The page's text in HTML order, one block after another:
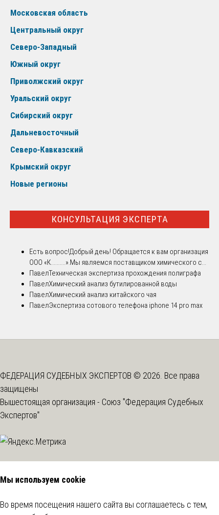
Московская область
Центральный округ
Северо-Западный
Южный округ
Приволжский округ
Уральский округ
Сибирский округ
Дальневосточный
Северо-Кавказский
Крымский округ
Новые регионы
КОНСУЛЬТАЦИЯ ЭКСПЕРТА
Есть вопрос!Добрый день! Обращается к вам организация
ООО «К..........».Мы являемся поставщиком химического с...
ПавелТехническая экспертиза прохождения полиграфа
ПавелХимический анализ бутилированной воды
ПавелХимический анализ китайского чая
ПавелЭкспертиза сотового телефона iphone 14 pro max
ФЕДЕРАЦИЯ СУДЕБНЫХ ЭКСПЕРТОВ © 2026. Все права
защищены
Вышестоящая организация - Союз "Федерация Судебных
Экспертов"
Мы используем cookie
Во время посещения нашего сайта вы соглашаетесь с тем,